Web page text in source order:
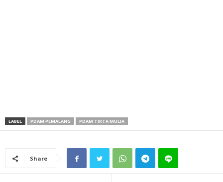
LABEL PDAM PEMALANG PDAM TIRTA MULIA
Share